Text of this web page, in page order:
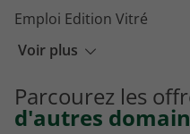
Voir plus
Emploi Edition Vitré
Emploi Edition Malakoff
Emploi Edition
Parcourez les
d'autres